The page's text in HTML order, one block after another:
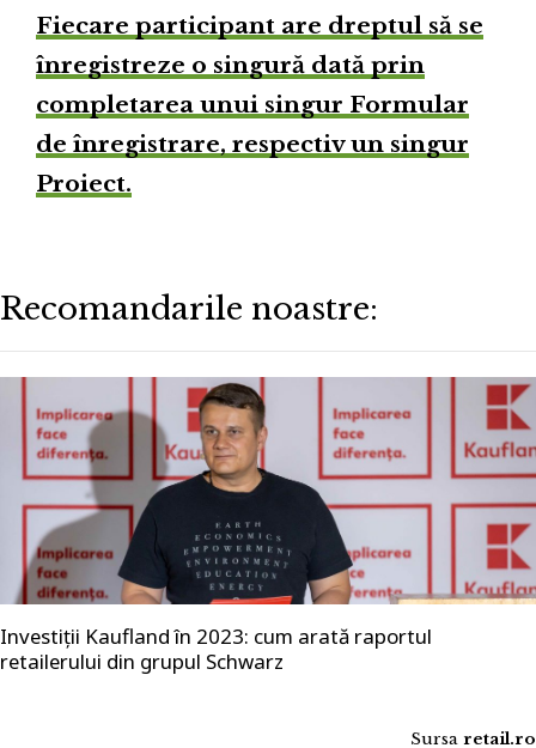
Fiecare participant are dreptul să se
înregistreze o singură dată prin
completarea unui singur Formular
de înregistrare, respectiv un singur
Proiect.
Recomandarile noastre:
Investiții Kaufland în 2023: cum arată raportul
retailerului din grupul Schwarz
Sursa retail.ro